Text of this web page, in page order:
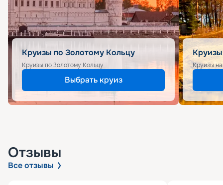
Круизы по Золотому Кольцу
Круизы по Золотому Кольцу
Выбрать круиз
Круизы
Отзывы
Все отзывы